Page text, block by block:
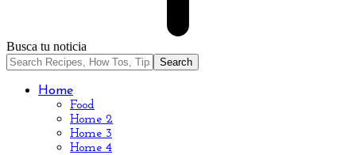
Busca tu noticia
Home
Food
Home 2
Home 3
Home 4